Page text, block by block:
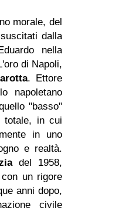
morale, del
dalla
nella
di Napoli,
. Ettore
napoletano
"basso"
totale, in cui
in uno
e realtà.
del 1958,
un rigore
anni dopo,
civile